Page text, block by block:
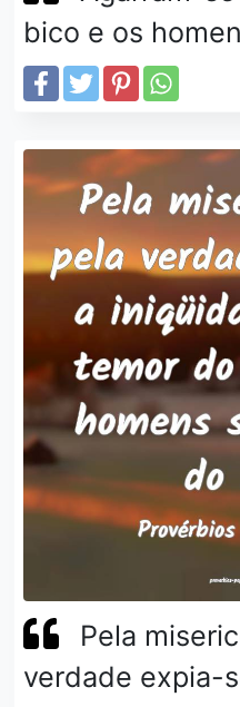
bico e os
Pela
verdade expia-